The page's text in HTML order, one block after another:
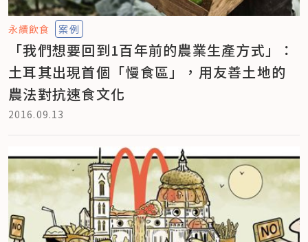
永續飲食 案例
「我們想要回到1百年前的農業生產方式」：
土耳其出現首個「慢食區」，用友善土地的
農法對抗速食文化
2016.09.13